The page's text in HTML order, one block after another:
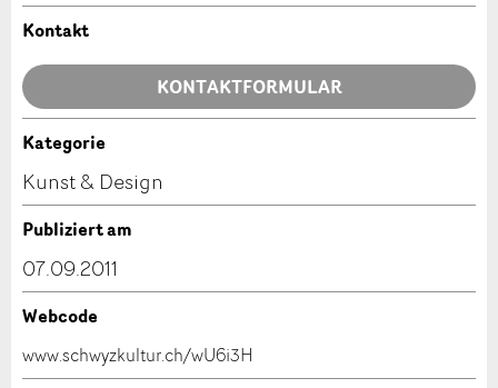
Ihr Feedback wird sehr geschätzt!
Allgemeines Feedback
Anzeige nicht mehr gültig
Anzeige unvollständig
Empfehlen Sie diese Anzeige an Freunde weiter.
* Eingabe erforderlich
Kontakt
KONTAKTFORMULAR
Kontakt
Verfassen Sie eine Nachricht für die Kontaktpersonen
Kategorie
Kunst & Design
Publiziert am
07.09.2011
Webcode
www.schwyzkultur.ch/wU6i3H